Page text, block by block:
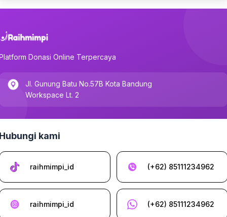
Donasi Online Terpercaya
Jl. Gunung Batu No.57B Kota Bandung
Workspace Lt. 2
Hubungi kami
raihmimpi_id (+62) 85111234962
raihmimpi_id (+62) 85111234962